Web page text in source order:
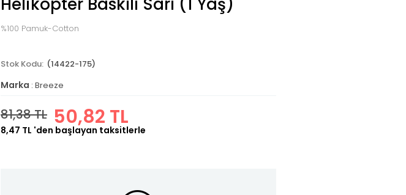
%100 Pamuk-Cotton
(14422-175)
Marka : Breeze
81,38 TL 50,82 TL
8,47 TL 'den başlayan taksitlerle